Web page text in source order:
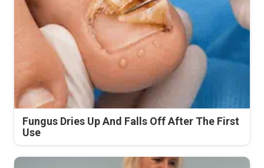
Fungus Dries Up And Falls Off After The First
Use